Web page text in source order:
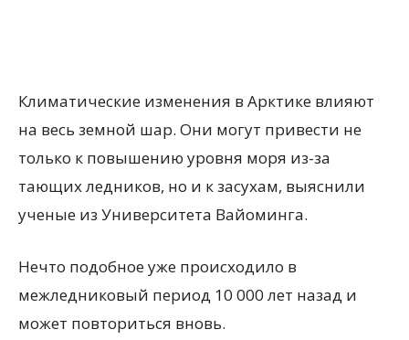
Климатические изменения в Арктике влияют
на весь земной шар. Они могут привести не
только к повышению уровня моря из-за
тающих ледников, но и к засухам, выяснили
ученые из Университета Вайоминга.
Нечто подобное уже происходило в
межледниковый период 10 000 лет назад и
может повториться вновь.